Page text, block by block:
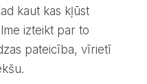
kaut kas kļūst
izteikt par to
pateicība, vīrietī